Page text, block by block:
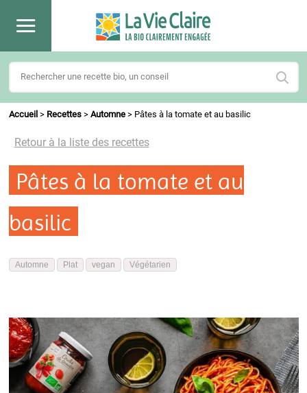
Accueil > Recettes> Automne> Pâtes à la tomate et au basilic
Retour à la liste des recettes
Pâtes à la tomate et au
basilic
Automne Plat vegan Végétarien